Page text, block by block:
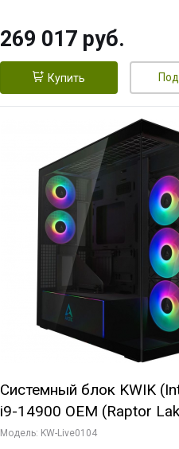
256bit 3xDP HD/ 512 ГБ
269 017 руб.
Купить
Системный блок KWIK
i9-14900 OEM (Raptor
C24 16EC/8PC// 64 ГБ
Модель: KW-Live0104